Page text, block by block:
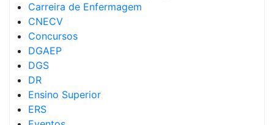
Carreira de Enfermagem
CNECV
Concursos
DGAEP
DGS
DR
Ensino Superior
ERS